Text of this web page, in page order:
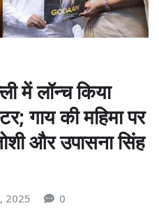
में लॉन्च किया
गाय की महिमा पर
और उपासना सिंह
2025 0